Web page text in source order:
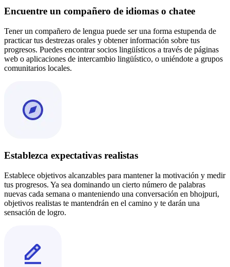
Encuentre un compañero de idiomas o chatee
Tener un compañero de lengua puede ser una forma estupenda de
practicar tus destrezas orales y obtener información sobre tus
progresos. Puedes encontrar socios lingüísticos a través de páginas
web o aplicaciones de intercambio lingüístico, o uniéndote a grupos
comunitarios locales.
Establezca expectativas realistas
Establece objetivos alcanzables para mantener la motivación y medir
tus progresos. Ya sea dominando un cierto número de palabras
nuevas cada semana o manteniendo una conversación en bhojpuri,
objetivos realistas te mantendrán en el camino y te darán una
sensación de logro.